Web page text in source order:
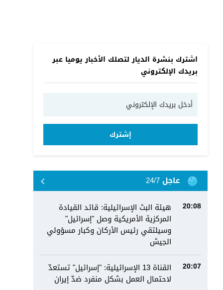
اشترك بنشرة الديار لتصلك الأخبار يوميا عبر
بريدك الإلكتروني
إشترك
عاجل 24/7
20:08
هيئة البث الإسرائيلية: قائد القيادة
المركزية الأمريكية وصل "إسرائيل"
وسيلتقي رئيس الأركان وكبار مسؤولي
الجيش
20:07
القناة 13 الإسرائيلية: "إسرائيل" تستعدّ
لاحتمال العمل بشكل منفرد ضدّ إيران